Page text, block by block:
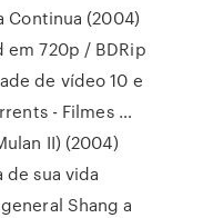
Continua (2004)
em 720p / BDRip
de vídeo 10 e
- Filmes …
II) (2004)
de sua vida
Shang a